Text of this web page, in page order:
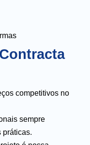
competitivos no
sempre
práticas.